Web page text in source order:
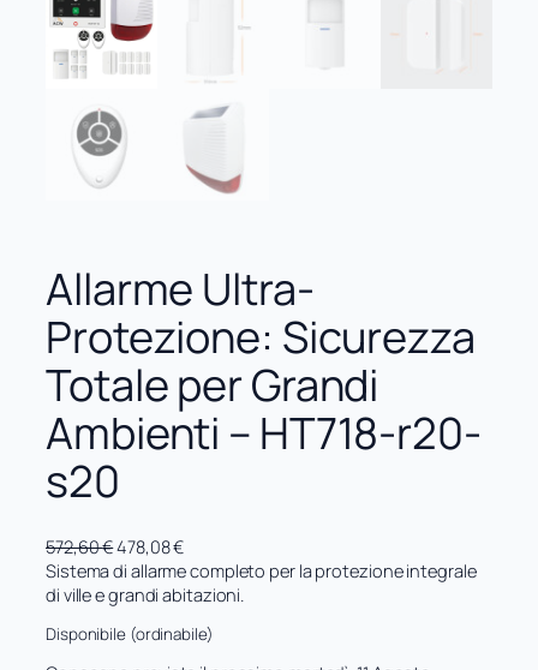
Allarme Ultra-
Protezione: Sicurezza
Totale per Grandi
Ambienti – HT718-r20-
s20
572,60€I
l
p
e
478,08€I
l
p
e
Sistema di allarme completo per la protezione integrale
di ville e grandi abitazioni.
Disponibile (ordinabile)